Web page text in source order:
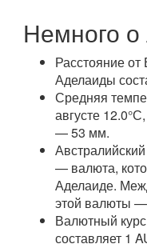
Немного
Расстояние от
Аделаиды
Средняя
августе
— 53 мм.
— валюта,
Аделаиде.
этой валюты
Валютный
составляет 1